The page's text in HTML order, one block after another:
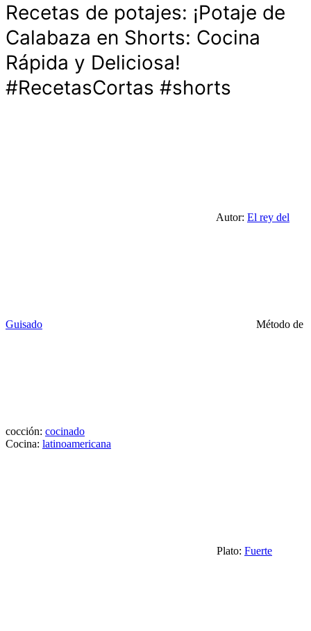
Recetas de potajes: ¡Potaje de
Calabaza en Shorts: Cocina
Rápida y Deliciosa!
#RecetasCortas #shorts
Autor: El rey del
Guisado Método de
cocción: cocinado
Cocina: latinoamericana
Plato: Fuerte